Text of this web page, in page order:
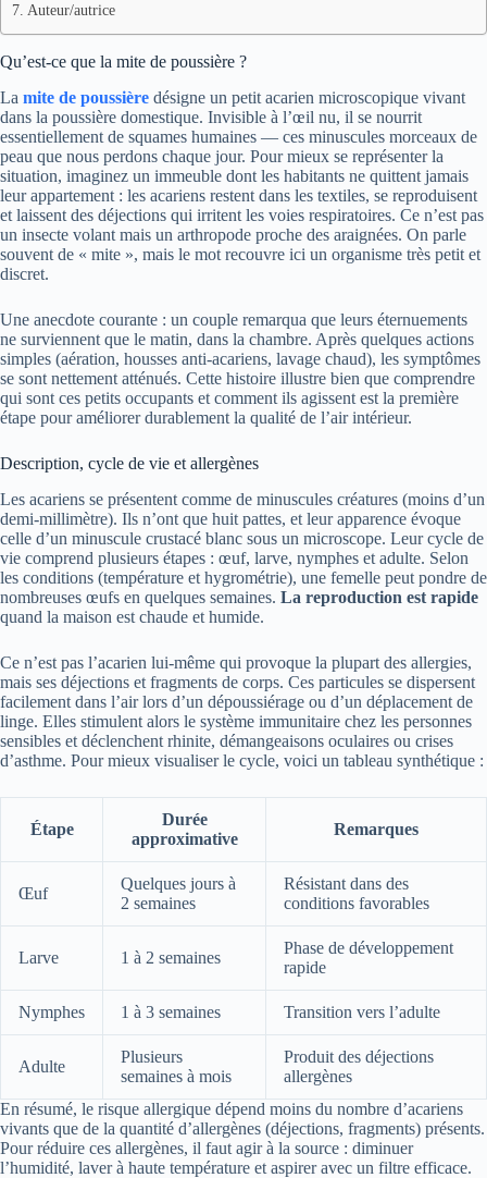
Auteur/autrice
Qu’est-ce que la mite de poussière ?
La mite de poussière désigne un petit acarien microscopique vivant
dans la poussière domestique. Invisible à l’œil nu, il se nourrit
essentiellement de squames humaines — ces minuscules morceaux de
peau que nous perdons chaque jour. Pour mieux se représenter la
situation, imaginez un immeuble dont les habitants ne quittent jamais
leur appartement : les acariens restent dans les textiles, se reproduisent
et laissent des déjections qui irritent les voies respiratoires. Ce n’est pas
un insecte volant mais un arthropode proche des araignées. On parle
souvent de « mite », mais le mot recouvre ici un organisme très petit et
discret.
Une anecdote courante : un couple remarqua que leurs éternuements
ne surviennent que le matin, dans la chambre. Après quelques actions
simples (aération, housses anti-acariens, lavage chaud), les symptômes
se sont nettement atténués. Cette histoire illustre bien que comprendre
qui sont ces petits occupants et comment ils agissent est la première
étape pour améliorer durablement la qualité de l’air intérieur.
Description, cycle de vie et allergènes
Les acariens se présentent comme de minuscules créatures (moins d’un
demi-millimètre). Ils n’ont que huit pattes, et leur apparence évoque
celle d’un minuscule crustacé blanc sous un microscope. Leur cycle de
vie comprend plusieurs étapes : œuf, larve, nymphes et adulte. Selon
les conditions (température et hygrométrie), une femelle peut pondre de
nombreuses œufs en quelques semaines. La reproduction est rapide
quand la maison est chaude et humide.
Ce n’est pas l’acarien lui-même qui provoque la plupart des allergies,
mais ses déjections et fragments de corps. Ces particules se dispersent
facilement dans l’air lors d’un dépoussiérage ou d’un déplacement de
linge. Elles stimulent alors le système immunitaire chez les personnes
sensibles et déclenchent rhinite, démangeaisons oculaires ou crises
d’asthme. Pour mieux visualiser le cycle, voici un tableau synthétique :
Étape
Durée
approximative
Remarques
Œuf
Quelques jours à
2 semaines
Résistant dans des
conditions favorables
Larve 1 à 2 semaines
Phase de développement
rapide
Nymphes 1 à 3 semaines Transition vers l’adulte
Adulte
Plusieurs
semaines à mois
Produit des déjections
allergènes
En résumé, le risque allergique dépend moins du nombre d’acariens
vivants que de la quantité d’allergènes (déjections, fragments) présents.
Pour réduire ces allergènes, il faut agir à la source : diminuer
l’humidité, laver à haute température et aspirer avec un filtre efficace.